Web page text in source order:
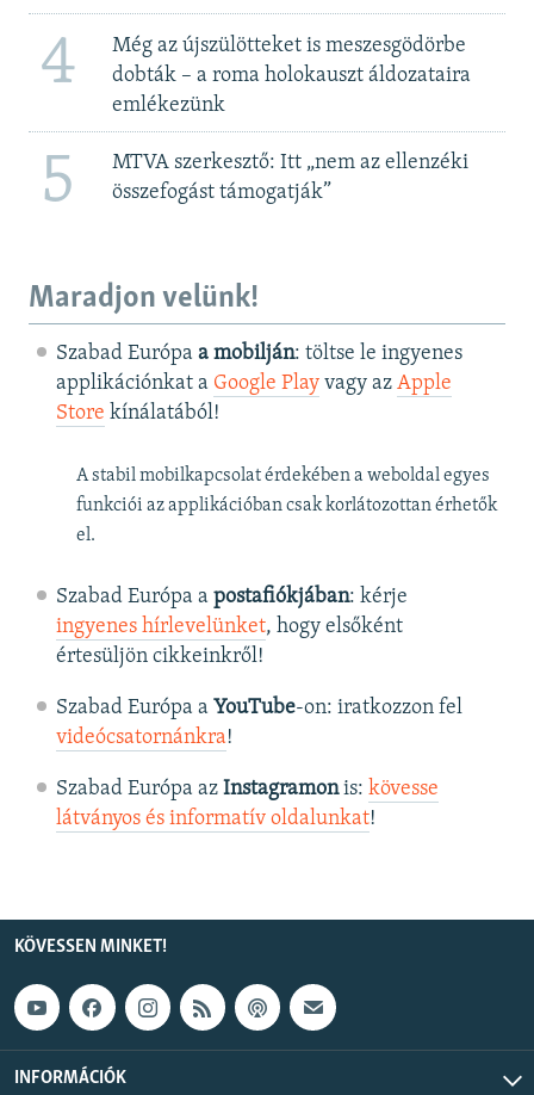
4
Még az újszülötteket is meszesgödörbe
dobták – a roma holokauszt áldozataira
emlékezünk
5
MTVA szerkesztő: Itt „nem az ellenzéki
összefogást támogatják”
Maradjon velünk!
Szabad Európa a mobilján: töltse le ingyenes
applikációnkat a Google Playvagy az Apple
Store kínálatából!
A stabil mobilkapcsolat érdekében a weboldal egyes
funkciói az applikációban csak korlátozottan érhetők
el.
Szabad Európa a postafiókjában: kérje
ingyenes hírlevelünket, hogy elsőként
értesüljön cikkeinkről!
Szabad Európa a YouTube-on: iratkozzon fel
videócsatornánkra!
Szabad Európa az Instagramonis: kövesse
látványos és informatív oldalunkat! ​
KÖVESSEN MINKET!
INFORMÁCIÓK